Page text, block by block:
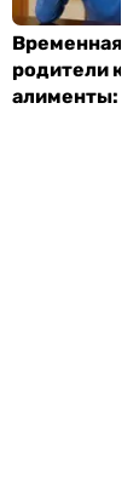
Временная
родители
алименты: